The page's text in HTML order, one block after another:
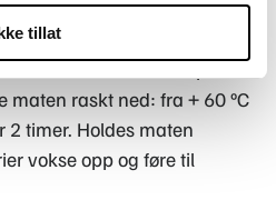
tillat
over + 60 ºC
varm mat som skal spises
maten raskt ned: fra + 60 ºC
2 timer. Holdes maten
vokse opp og føre til